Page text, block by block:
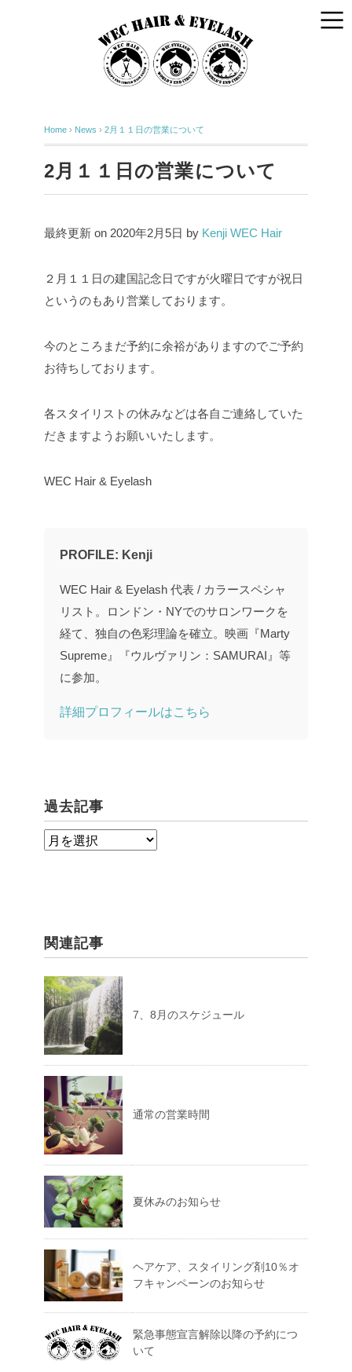
Home › News › 2月１１日の営業について
2月１１日の営業について
最終更新 on 2020年2月5日 by Kenji WEC Hair
２月１１日の建国記念日ですが火曜日ですが祝日
というのもあり営業しております。
今のところまだ予約に余裕がありますのでご予約
お待ちしております。
各スタイリストの休みなどは各自ご連絡していた
だきますようお願いいたします。
WEC Hair & Eyelash
PROFILE: Kenji
WEC Hair & Eyelash 代表 / カラースペシャ
リスト。ロンドン・NYでのサロンワークを
経て、独自の色彩理論を確立。映画『Marty
Supreme』『ウルヴァリン：SAMURAI』等
に参加。
詳細プロフィールはこちら
過去記事
過
関連記事
7、8月のスケジュール
通常の営業時間
夏休みのお知らせ
ヘアケア、スタイリング剤10％オ
フキャンペーンのお知らせ
緊急事態宣言解除以降の予約につ
いて